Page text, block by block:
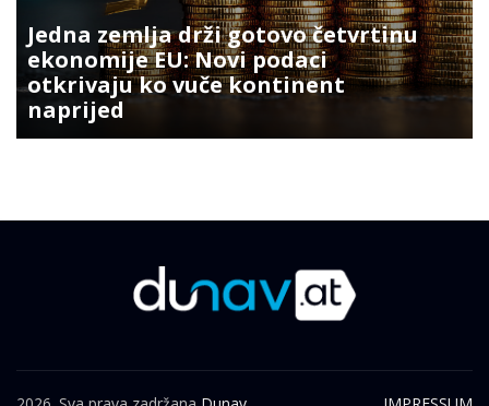
Jedna zemlja drži gotovo četvrtinu
ekonomije EU: Novi podaci
otkrivaju ko vuče kontinent
naprijed